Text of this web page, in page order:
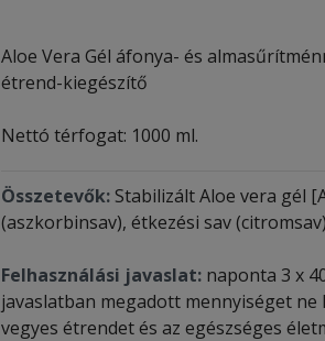
Aloe Vera Gél áfonya- és
étrend-kiegészítő
Nettó térfogat: 1000 ml.
Összetevők: Stabilizált Aloe vera gél
(aszkorbinsav), étkezési sav
Felhasználási javaslat: naponta 3 x
javaslatban megadott mennyiséget
vegyes étrendet és az egészséges